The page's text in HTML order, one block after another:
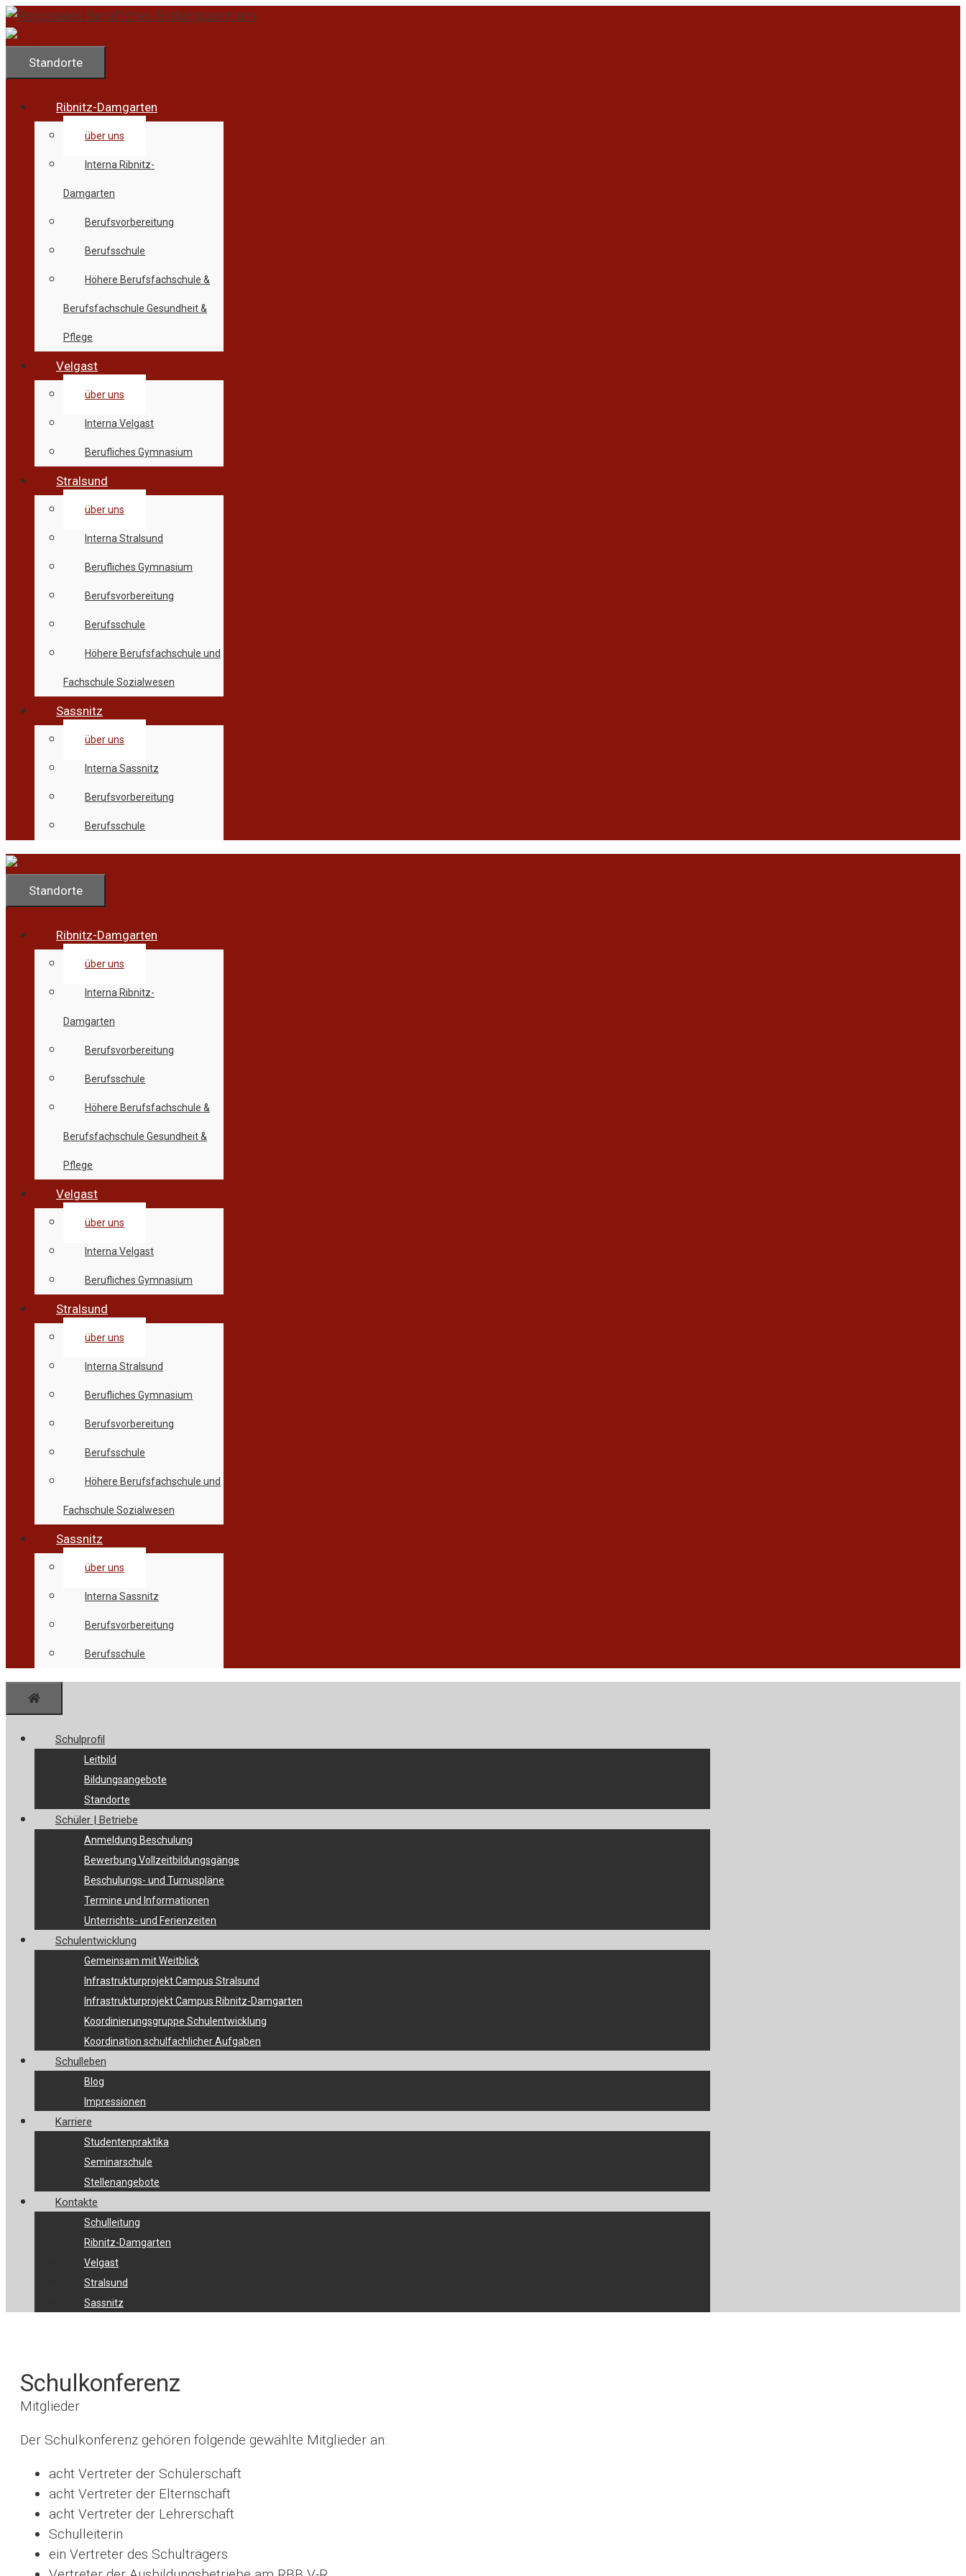
Zum
Inhalt
springenStandorte
Ribnitz-Damgarten
über uns
Interna Ribnitz-
Damgarten
Berufsvorbereitung
Berufsschule
Höhere Berufsfachschule &
Berufsfachschule Gesundheit &
Pflege
Velgast
über uns
Interna Velgast
Berufliches Gymnasium
Stralsund
über uns
Interna Stralsund
Berufliches Gymnasium
Berufsvorbereitung
Berufsschule
Höhere Berufsfachschule und
Fachschule Sozialwesen
Sassnitz
über uns
Interna Sassnitz
Berufsvorbereitung
Berufsschule
Standorte
Ribnitz-Damgarten
über uns
Interna Ribnitz-
Damgarten
Berufsvorbereitung
Berufsschule
Höhere Berufsfachschule &
Berufsfachschule Gesundheit &
Pflege
Velgast
über uns
Interna Velgast
Berufliches Gymnasium
Stralsund
über uns
Interna Stralsund
Berufliches Gymnasium
Berufsvorbereitung
Berufsschule
Höhere Berufsfachschule und
Fachschule Sozialwesen
Sassnitz
über uns
Interna Sassnitz
Berufsvorbereitung
Berufsschule
Schulprofil
Leitbild
Bildungsangebote
Standorte
Schüler | Betriebe
Anmeldung Beschulung
Bewerbung Vollzeitbildungsgänge
Beschulungs- und Turnuspläne
Termine und Informationen
Unterrichts- und Ferienzeiten
Schulentwicklung
Gemeinsam mit Weitblick
Infrastrukturprojekt Campus Stralsund
Infrastrukturprojekt Campus Ribnitz-Damgarten
Koordinierungsgruppe Schulentwicklung
Koordination schulfachlicher Aufgaben
Schulleben
Blog
Impressionen
Karriere
Studentenpraktika
Seminarschule
Stellenangebote
Kontakte
Schulleitung
Ribnitz-Damgarten
Velgast
Stralsund
Sassnitz
Schulkonferenz
Mitglieder
Der Schulkonferenz gehören folgende gewählte Mitglieder an:
acht Vertreter der Schülerschaft
acht Vertreter der Elternschaft
acht Vertreter der Lehrerschaft
Schulleiterin
ein Vertreter des Schulträgers